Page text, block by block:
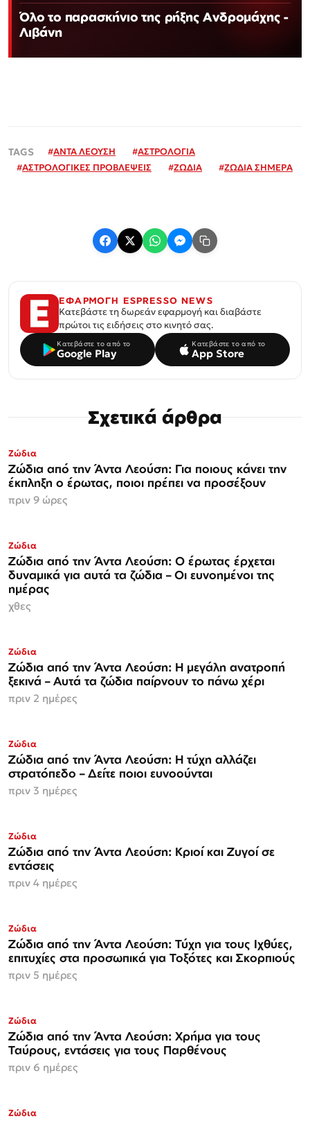
Όλο το παρασκήνιο της ρήξης Ανδρομάχης -
Λιβάνη
#ΑΝΤΑ ΛΕΟΥΣΗ #ΑΣΤΡΟΛΟΓΙΑ
#ΑΣΤΡΟΛΟΓΙΚΕΣ ΠΡΟΒΛΕΨΕΙΣ #ΖΩΔΙΑ #ΖΩΔΙΑ ΣΗΜΕΡΑ
ΕΦΑΡΜΟΓΗ ESPRESSO NEWS
Κατεβάστε τη δωρεάν εφαρμογή και διαβάστε
πρώτοι τις ειδήσεις στο κινητό σας.
Κατεβάστε το από το
Google Play
Κατεβάστε το από το
App Store
Σχετικά άρθρα
Ζώδια
Ζώδια από την Άντα Λεούση: Για ποιους κάνει την
έκπληξη ο έρωτας, ποιοι πρέπει να προσέξουν
πριν 9 ώρες
Ζώδια
Ζώδια από την Άντα Λεούση: Ο έρωτας έρχεται
δυναμικά για αυτά τα ζώδια – Οι ευνοημένοι της
ημέρας
χθες
Ζώδια
Ζώδια από την Άντα Λεούση: Η μεγάλη ανατροπή
ξεκινά – Αυτά τα ζώδια παίρνουν το πάνω χέρι
πριν 2 ημέρες
Ζώδια
Ζώδια από την Άντα Λεούση: Η τύχη αλλάζει
στρατόπεδο – Δείτε ποιοι ευνοούνται
πριν 3 ημέρες
Ζώδια
Ζώδια από την Άντα Λεούση: Κριοί και Ζυγοί σε
εντάσεις
πριν 4 ημέρες
Ζώδια
Ζώδια από την Άντα Λεούση: Τύχη για τους Ιχθύες,
επιτυχίες στα προσωπικά για Τοξότες και Σκορπιούς
πριν 5 ημέρες
Ζώδια
Ζώδια από την Άντα Λεούση: Χρήμα για τους
Ταύρους, εντάσεις για τους Παρθένους
πριν 6 ημέρες
Ζώδια